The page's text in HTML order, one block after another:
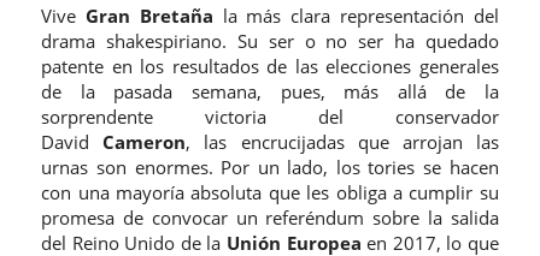
ViveGran Bretaña la más clara representación del
drama shakespiriano. Su ser o no ser ha quedado
patente en los resultados de las elecciones generales
de la pasada semana, pues, más allá de la
sorprendente victoria del conservador
DavidCameron, las encrucijadas que arrojan las
urnas son enormes. Por un lado, los tories se hacen
con una mayoría absoluta que les obliga a cumplir su
promesa de convocar un referéndum sobre la salida
del Reino Unido de la Unión Europea en 2017, lo que